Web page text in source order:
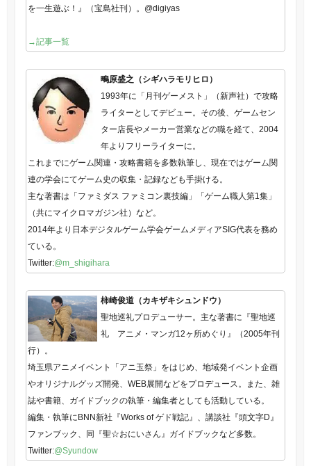
を一生遊ぶ！』（宝島社刊）。@digiyas
→記事一覧
鴫原盛之（シギハラモリヒロ）
1993年に「月刊ゲーメスト」（新声社）で攻略
ライターとしてデビュー。その後、ゲームセン
ター店長やメーカー営業などの職を経て、2004
年よりフリーライターに。
これまでにゲーム関連・攻略書籍を多数執筆し、現在ではゲーム関
連の学会にてゲーム史の収集・記録なども手掛ける。
主な著書は「ファミダス ファミコン裏技編」「ゲーム職人第1集」
（共にマイクロマガジン社）など。
2014年より日本デジタルゲーム学会ゲームメディアSIG代表を務め
ている。
Twitter:@m_shigihara
柿崎俊道（カキザキシュンドウ）
聖地巡礼プロデューサー。主な著書に『聖地巡
礼 アニメ・マンガ12ヶ所めぐり』（2005年刊
行）。
埼玉県アニメイベント「アニ玉祭」をはじめ、地域発イベント企画
やオリジナルグッズ開発、WEB展開などをプロデュース。また、雑
誌や書籍、ガイドブックの執筆・編集者としても活動している。
編集・執筆にBNN新社『Works of ゲド戦記』、講談社『頭文字D』
ファンブック、同『聖☆おにいさん』ガイドブックなど多数。
Twitter:@Syundow